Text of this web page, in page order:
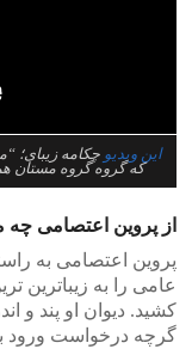
این ویدیو چکامه زیبای؛
که گروه گروه مستان
از پروین اعتصامی چه
پروین اعتصامی به
عامی را به زیباترین
کشید. دیوان او پند و
گرچه درخواست ورود